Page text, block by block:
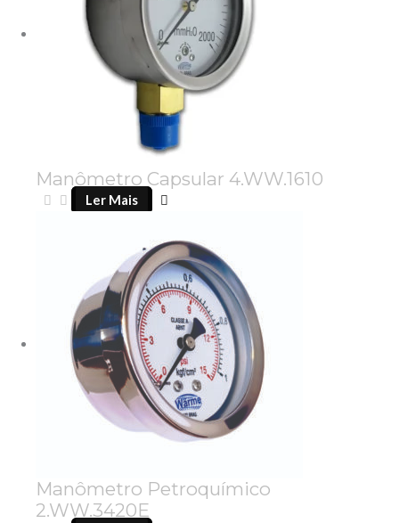
Manômetro Capsular 4.WW.1610
Ler Mais
Manômetro Petroquímico
2.WW.3420E